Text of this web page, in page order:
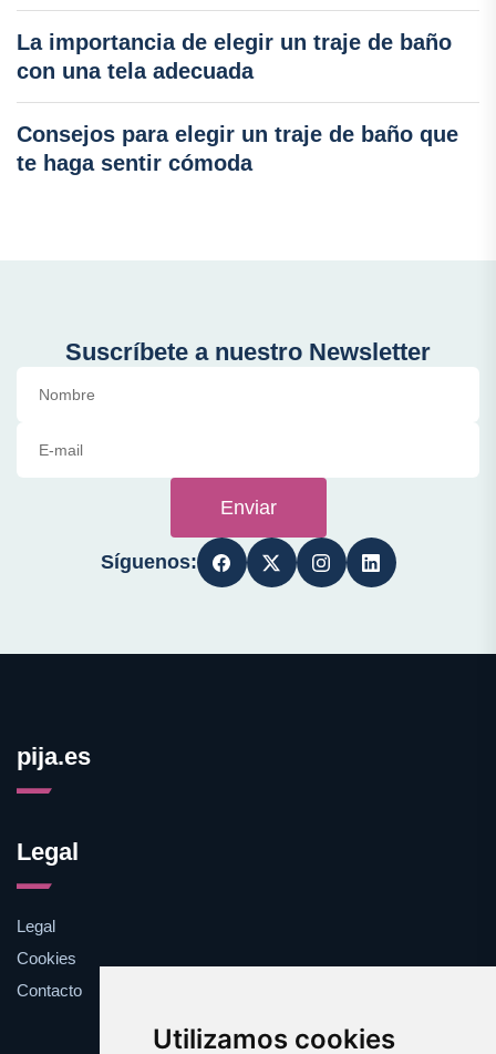
Utilizamos cookies
La importancia de elegir un traje de baño
con una tela adecuada
Consejos para elegir un traje de baño que
te haga sentir cómoda
Suscríbete a nuestro Newsletter
Enviar
Síguenos:
pija.es
Legal
Legal
Cookies
Contacto